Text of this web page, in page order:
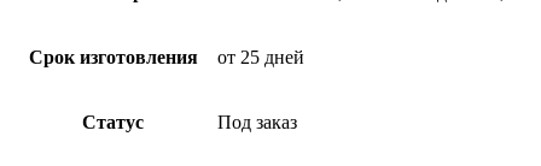
Срок изготовления от 25 дней
Статус Под заказ